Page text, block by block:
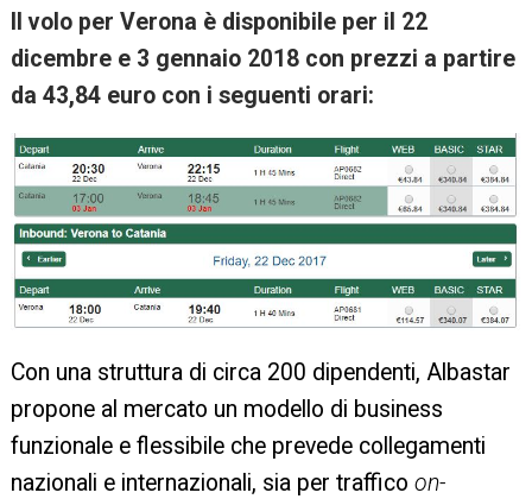
Il volo per Verona è disponibile per il 22
dicembre e 3 gennaio 2018 con prezzi a partire
da 43,84 euro con i seguenti orari:
Con una struttura di circa 200 dipendenti, Albastar
propone al mercato un modello di business
funzionale e flessibile che prevede collegamenti
nazionali e internazionali, sia per trafficoon-